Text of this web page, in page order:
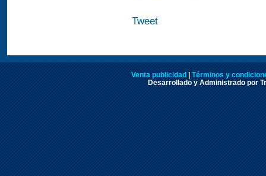
Tweet
Venta publicidad
Términos y
Desarrollado y Administrado por